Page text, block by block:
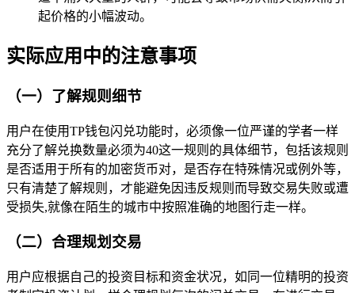
起价格的小幅波动。
实际应用中的注意事项
（一）了解规则细节
用户在使用TP钱包闪兑功能时，必须像一位严谨的学者一样
充分了解兑换数量必须为40这一规则的具体细节，包括该规则
是否适用于所有的加密货币对，是否存在特殊情况或例外等，
只有清楚了解规则，才能避免因违反规则而导致交易失败或遭
受损失,就像在陌生的城市中按照准确的地图行走一样。
（二）合理规划交易
用户应根据自己的投资目标和资金状况，如同一位精明的投资